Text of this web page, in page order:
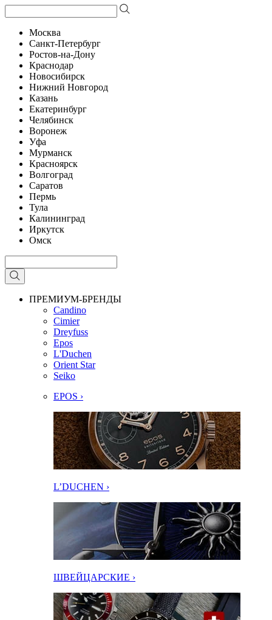
Москва
Санкт-Петербург
Ростов-на-Дону
Краснодар
Новосибирск
Нижний Новгород
Казань
Екатеринбург
Челябинск
Воронеж
Уфа
Мурманск
Красноярск
Волгоград
Саратов
Пермь
Тула
Калининград
Иркутск
Омск
ПРЕМИУМ-БРЕНДЫ
Candino
Cimier
Dreyfuss
Epos
L'Duchen
Orient Star
Seiko
EPOS ›
L’DUCHEN ›
ШВЕЙЦАРСКИЕ ›